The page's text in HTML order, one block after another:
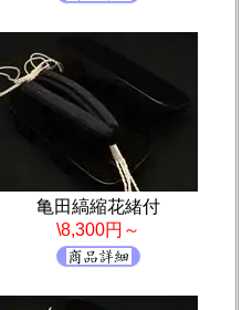
亀田縞縮花緒付
\8,300円～